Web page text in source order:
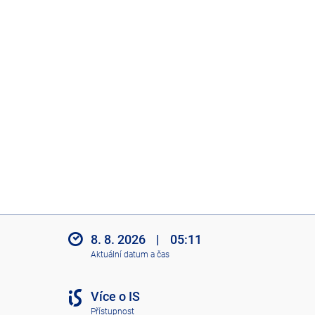
8. 8. 2026 | 05:11
Aktuální datum a čas
Více o IS
Přístupnost